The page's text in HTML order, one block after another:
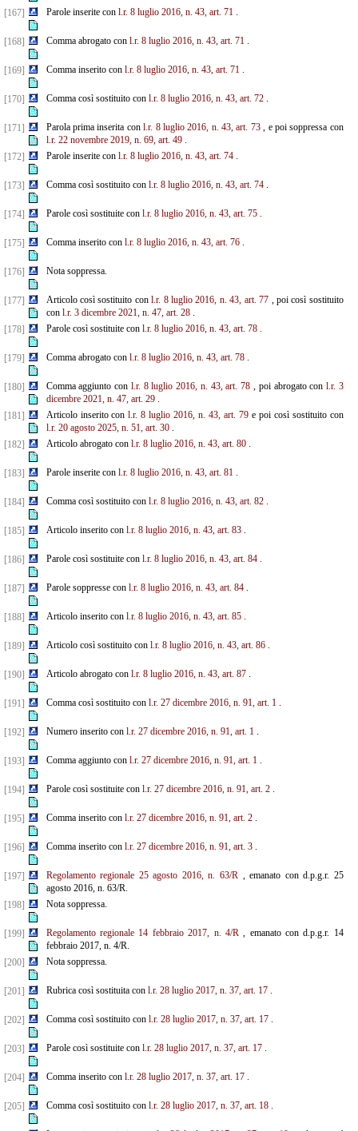
[167] Parole inserite con l.r. 8 luglio 2016, n. 43, art. 71.
[168] Comma abrogato con l.r. 8 luglio 2016, n. 43, art. 71.
[169] Comma inserito con l.r. 8 luglio 2016, n. 43, art. 71.
[170] Comma così sostituito con l.r. 8 luglio 2016, n. 43, art. 72.
[171] Parola prima inserita conl.r. 8 luglio 2016, n. 43, art. 73, e poi soppressa con
l.r. 22 novembre 2019, n. 69, art. 49.
[172]
Parole inserite con l.r. 8 luglio 2016, n. 43, art. 74.
[173] Comma così sostituito con l.r. 8 luglio 2016, n. 43, art. 74.
[174] Parole così sostituite con l.r. 8 luglio 2016, n. 43, art. 75.
[175] Comma inserito con l.r. 8 luglio 2016, n. 43, art. 76.
[176] Nota soppressa.
[177] Articolo così sostituito conl.r. 8 luglio 2016, n. 43, art. 77 , poi così sostituito
con l.r. 3 dicembre 2021, n. 47, art. 28.
[178]
Parole così sostituite con l.r. 8 luglio 2016, n. 43, art. 78.
[179] Comma abrogato con l.r. 8 luglio 2016, n. 43, art. 78.
[180] Comma aggiunto con l.r. 8 luglio 2016, n. 43, art. 78 , poi abrogato conl.r. 3
dicembre 2021, n. 47, art. 29.
[181]
Articolo inserito conl.r. 8 luglio 2016, n. 43, art. 79 e poi così sostituito con
l.r. 20 agosto 2025, n. 51, art. 30.
[182]
Articolo abrogato con l.r. 8 luglio 2016, n. 43, art. 80.
[183] Parole inserite con l.r. 8 luglio 2016, n. 43, art. 81.
[184] Comma così sostituito con l.r. 8 luglio 2016, n. 43, art. 82.
[185] Articolo inserito con l.r. 8 luglio 2016, n. 43, art. 83.
[186] Parole così sostituite con l.r. 8 luglio 2016, n. 43, art. 84.
[187] Parole soppresse con l.r. 8 luglio 2016, n. 43, art. 84.
[188] Articolo inserito con l.r. 8 luglio 2016, n. 43, art. 85.
[189] Articolo così sostituito con l.r. 8 luglio 2016, n. 43, art. 86.
[190] Articolo abrogato con l.r. 8 luglio 2016, n. 43, art. 87.
[191] Comma così sostituito con l.r. 27 dicembre 2016, n. 91, art. 1.
[192] Numero inserito con l.r. 27 dicembre 2016, n. 91, art. 1.
[193] Comma aggiunto con l.r. 27 dicembre 2016, n. 91, art. 1.
[194] Parole così sostituite con l.r. 27 dicembre 2016, n. 91, art. 2.
[195] Comma inserito con l.r. 27 dicembre 2016, n. 91, art. 2.
[196] Comma inserito con l.r. 27 dicembre 2016, n. 91, art. 3.
[197] Regolamento regionale 25 agosto 2016, n. 63/R, emanato con d.p.g.r. 25
agosto 2016, n. 63/R.
[198]
Nota soppressa.
[199] Regolamento regionale 14 febbraio 2017, n. 4/R, emanato con d.p.g.r. 14
febbraio 2017, n. 4/R.
[200]
Nota soppressa.
[201] Rubrica così sostituita con l.r. 28 luglio 2017, n. 37, art. 17.
[202] Comma così sostituito con l.r. 28 luglio 2017, n. 37, art. 17.
[203] Parole così sostituite con l.r. 28 luglio 2017, n. 37, art. 17.
[204] Comma inserito con l.r. 28 luglio 2017, n. 37, art. 17.
[205] Comma così sostituito con l.r. 28 luglio 2017, n. 37, art. 18.